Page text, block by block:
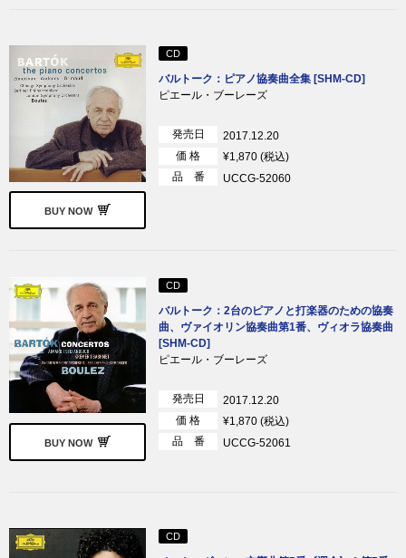
BUY NOW
CD
バルトーク：ピアノ協奏曲全集 [SHM-CD]
ピエール・ブーレーズ
発売日
2017.12.20
価 格
¥1,870 (税込)
品 番
UCCG-52060
BUY NOW
CD
バルトーク：2台のピアノと打楽器のための協奏
曲、ヴァイオリン協奏曲第1番、ヴィオラ協奏曲
[SHM-CD]
ピエール・ブーレーズ
発売日
2017.12.20
価 格
¥1,870 (税込)
品 番
UCCG-52061
CD